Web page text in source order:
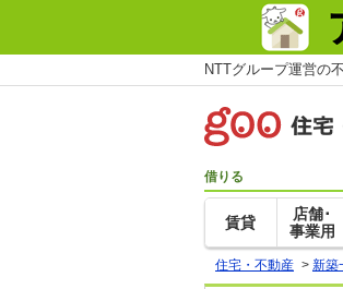
NTTグループ運営の
借りる
賃貸
店舗･
事業用
住宅・不動産 > 新築